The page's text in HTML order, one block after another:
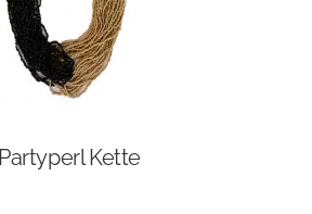
Partyperl Kette